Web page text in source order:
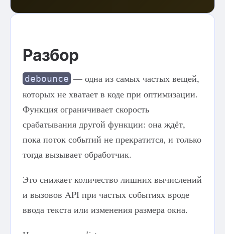
Разбор
debounce — одна из самых частых вещей,
которых не хватает в коде при оптимизации.
Функция ограничивает скорость
срабатывания другой функции: она ждёт,
пока поток событий не прекратится, и только
тогда вызывает обработчик.
Это снижает количество лишних вычислений
и вызовов API при частых событиях вроде
ввода текста или изменения размера окна.